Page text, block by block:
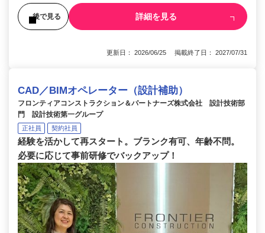
後で見る 詳細を見る
更新日： 2026/06/25 掲載終了日： 2027/07/31
CAD／BIMオペレーター（設計補助）
フロンティアコンストラクション＆パートナーズ株式会社 設計技術部
門 設計技術第一グループ
正社員 契約社員
経験を活かして再スタート。ブランク有可、年齢不問。
必要に応じて事前研修でバックアップ！